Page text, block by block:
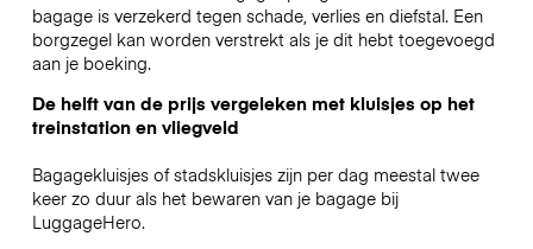
bagage is verzekerd tegen schade, verlies en diefstal. Een
borgzegel kan worden verstrekt als je dit hebt toegevoegd
aan je boeking.
De helft van de prijs vergeleken met kluisjes op het
treinstation en vliegveld
Bagagekluisjes of stadskluisjes zijn per dag meestal twee
keer zo duur als het bewaren van je bagage bij
LuggageHero.